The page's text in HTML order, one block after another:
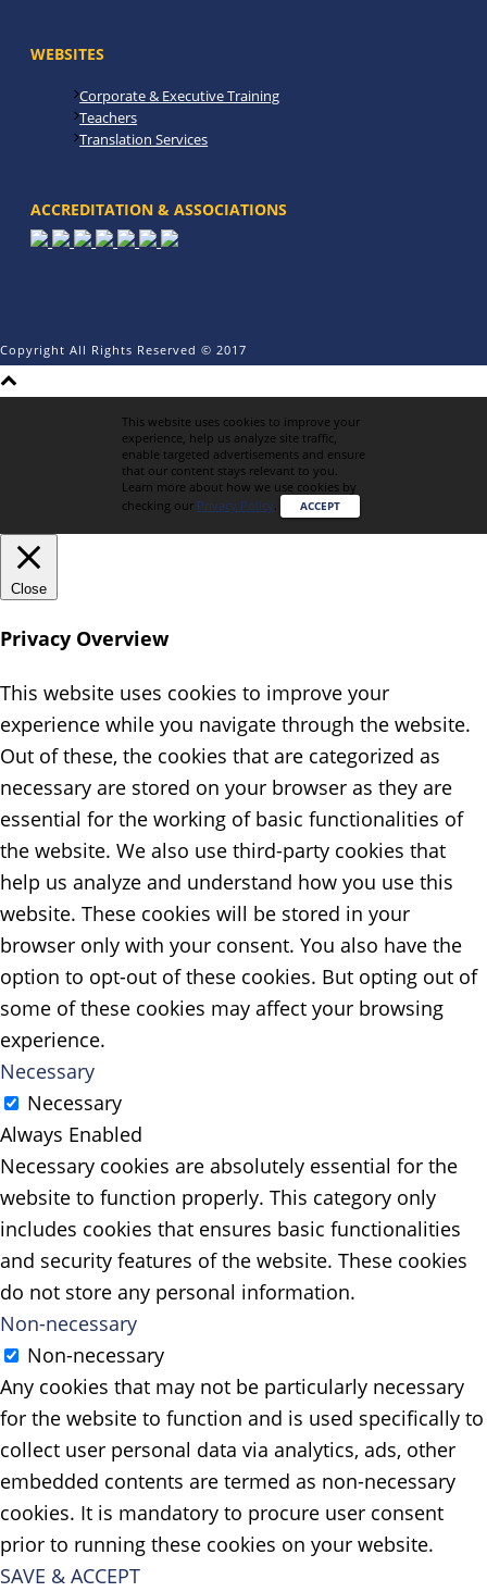
WEBSITES
Corporate & Executive Training
Teachers
Translation Services
ACCREDITATION & ASSOCIATIONS
Copyright All Rights Reserved © 2017
This website uses cookies to improve your
experience, help us analyze site traffic,
enable targeted advertisements and ensure
that our content stays relevant to you.
Learn more about how we use cookies by
checking our Privacy Policy. ACCEPT
Close
Privacy Overview
This website uses cookies to improve your
experience while you navigate through the website.
Out of these, the cookies that are categorized as
necessary are stored on your browser as they are
essential for the working of basic functionalities of
the website. We also use third-party cookies that
help us analyze and understand how you use this
website. These cookies will be stored in your
browser only with your consent. You also have the
option to opt-out of these cookies. But opting out of
some of these cookies may affect your browsing
experience.
Necessary
Necessary
Always Enabled
Necessary cookies are absolutely essential for the
website to function properly. This category only
includes cookies that ensures basic functionalities
and security features of the website. These cookies
do not store any personal information.
Non-necessary
Non-necessary
Any cookies that may not be particularly necessary
for the website to function and is used specifically to
collect user personal data via analytics, ads, other
embedded contents are termed as non-necessary
cookies. It is mandatory to procure user consent
prior to running these cookies on your website.
SAVE & ACCEPT